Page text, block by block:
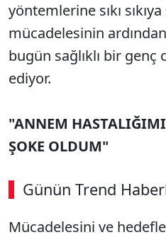
yöntemlerine sıkı
mücadelesinin
bugün sağlıklı bir genç
ediyor.
"ANNEM
ŞOKE OLDUM"
Günün Trend
00:03 / 08:15
Mücadelesini ve